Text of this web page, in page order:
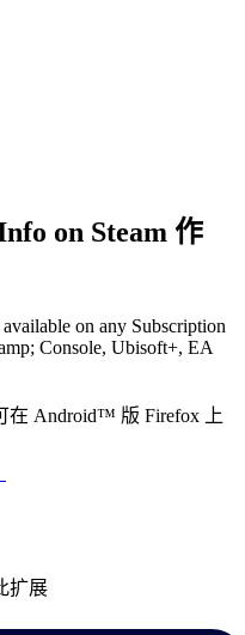
on Steam 作
on any Subscription
Console, Ubisoft+, EA
在 Android™ 版 Firefox 上
扩展